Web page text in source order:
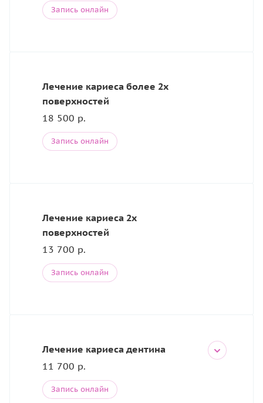
Запись онлайн
Лечение кариеса более 2х
поверхностей
18 500 р.
Запись онлайн
Лечение кариеса 2х
поверхностей
13 700 р.
Запись онлайн
Лечение кариеса дентина
11 700 р.
Запись онлайн